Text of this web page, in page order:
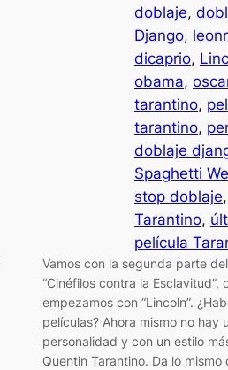
doblaje,
Django,
dicaprio,
obama,
tarantino,
tarantino,
doblaje
Spaghetti
stop doblaje
Tarantino,
película
Vamos con la segunda parte
“Cinéfilos contra la
empezamos con “Lincoln”.
películas? Ahora mismo no hay
personalidad y con un estilo
Quentin Tarantino. Da lo mismo